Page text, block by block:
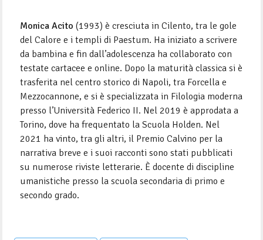
Monica Acito (1993) è cresciuta in Cilento, tra le gole
del Calore e i templi di Paestum. Ha iniziato a scrivere
da bambina e fin dall’adolescenza ha collaborato con
testate cartacee e online. Dopo la maturità classica si è
trasferita nel centro storico di Napoli, tra Forcella e
Mezzocannone, e si è specializzata in Filologia moderna
presso l’Università Federico II. Nel 2019 è approdata a
Torino, dove ha frequentato la Scuola Holden. Nel
2021 ha vinto, tra gli altri, il Premio Calvino per la
narrativa breve e i suoi racconti sono stati pubblicati
su numerose riviste letterarie. È docente di discipline
umanistiche presso la scuola secondaria di primo e
secondo grado.